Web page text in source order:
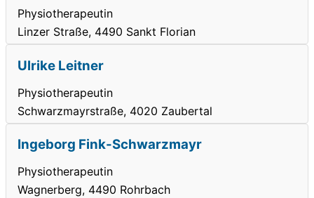
Physiotherapeutin
Linzer Straße, 4490 Sankt Florian
Ulrike Leitner
Physiotherapeutin
Schwarzmayrstraße, 4020 Zaubertal
Ingeborg Fink-Schwarzmayr
Physiotherapeutin
Wagnerberg, 4490 Rohrbach